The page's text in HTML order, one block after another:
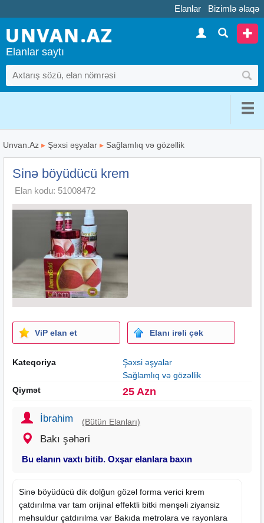
Elanlar Bizimlə əlaqə
Elanlar saytı
Unvan.Az ▸ Şəxsi əşyalar ▸ Sağlamlıq və gözəllik
Sinə böyüdücü krem
Elan kodu: 51008472
ViP elan et Elanı irəli çək
Kateqoriya
Şəxsi əşyalar
Sağlamlıq və gözəllik
Qiymət
25 Azn
İbrahim (Bütün Elanları)
Bakı şəhəri
Bu elanın vaxtı bitib. Oxşar elanlara baxın
Sinə böyüdücü dik dolğun gözəl forma verici krem
çatdırılma var tam orijinal effektli bitki mənşəli ziyansiz
mehsuldur çatdırılma var Bakıda metrolara ve rayonlara